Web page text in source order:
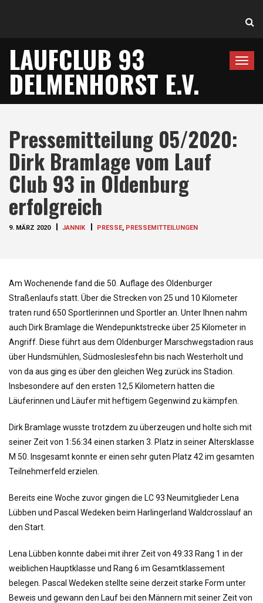
T
g
LAUFCLUB 93
DELMENHORST E.V.
Pressemitteilung 05/2020:
Dirk Bramlage vom Lauf
Club 93 in Oldenburg
erfolgreich
9. MÄRZ 2020 JANNIK PRESSE, PRESSEMITTEILUNGEN
Am Wochenende fand die 50. Auflage des Oldenburger
Straßenlaufs statt. Über die Strecken von 25 und 10 Kilometer
traten rund 650 Sportlerinnen und Sportler an. Unter Ihnen nahm
auch Dirk Bramlage die Wendepunktstrecke über 25 Kilometer in
Angriff. Diese führt aus dem Oldenburger Marschwegstadion raus
über Hundsmühlen, Südmosleslesfehn bis nach Westerholt und
von da aus ging es über den gleichen Weg zurück ins Stadion.
Insbesondere auf den ersten 12,5 Kilometern hatten die
Läuferinnen und Läufer mit heftigem Gegenwind zu kämpfen.
Dirk Bramlage wusste trotzdem zu überzeugen und holte sich mit
seiner Zeit von 1:56:34 einen starken 3. Platz in seiner Altersklasse
M 50. Insgesamt konnte er einen sehr guten Platz 42 im gesamten
Teilnehmerfeld erzielen.
Bereits eine Woche zuvor gingen die LC 93 Neumitglieder Lena
Lübben und Pascal Wedeken beim Harlingerland Waldcrosslauf an
den Start.
Lena Lübben konnte dabei mit ihrer Zeit von 49:33 Rang 1 in der
weiblichen Hauptklasse und Rang 6 im Gesamtklassement
belegen. Pascal Wedeken stellte seine derzeit starke Form unter
Beweis und gewann den Lauf bei den Männern mit seiner Zeit von